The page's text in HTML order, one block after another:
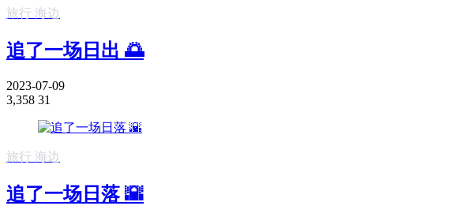
旅行 海边
追了一场日出 🌅
2023-07-09
3,358 31
旅行 海边
追了一场日落 🌇